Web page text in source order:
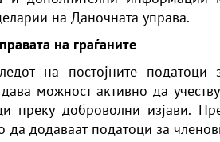
на Даночната управа.
на граѓаните
на постојните
можност активно да
преку доброволни изјави.
да додаваат податоци за